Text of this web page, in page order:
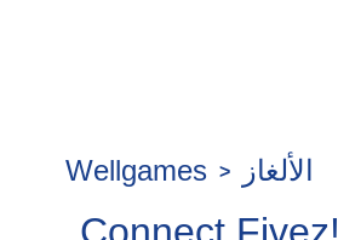
Wellgames الألغاز